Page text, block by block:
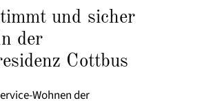
und sicher
der
Cottbus
Wohnen der